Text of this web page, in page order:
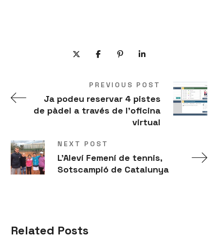
PREVIOUS POST
Ja podeu reservar 4 pistes
de pàdel a través de l'oficina
virtual
NEXT POST
L'Aleví Femení de tennis,
Sotscampió de Catalunya
Related Posts